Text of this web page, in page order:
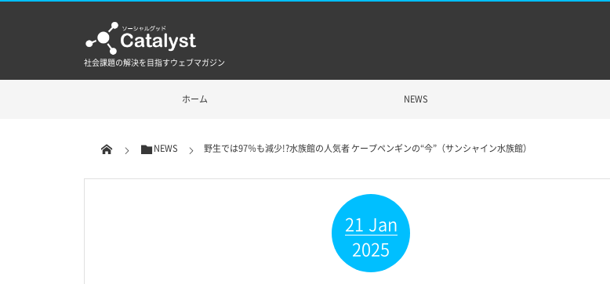
社会課題の解決を目指すウェブマガジン
ホーム NEWS
NEWS 野生では97％も減少!?水族館の人気者 ケープペンギンの“今”（サンシャイン水族館）
21 Jan
2025